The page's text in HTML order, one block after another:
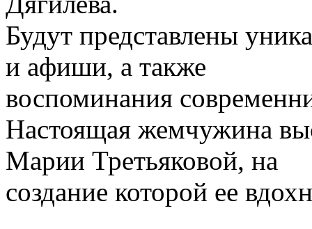
Будут представлены
и афиши, а также
воспоминания
Настоящая жемчужина
Марии Третьяковой, на
создание которой ее